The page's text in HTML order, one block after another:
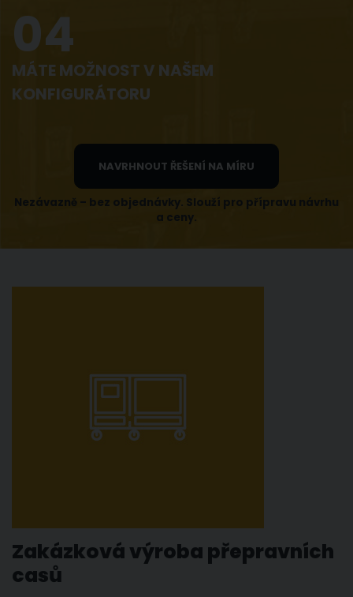
04
MÁTE MOŽNOST V NAŠEM
KONFIGURÁTORU
NAVRHNOUT ŘEŠENÍ NA MÍRU
Nezávazně – bez objednávky. Slouží pro přípravu návrhu
a ceny.
Zakázková výroba přepravních
casů